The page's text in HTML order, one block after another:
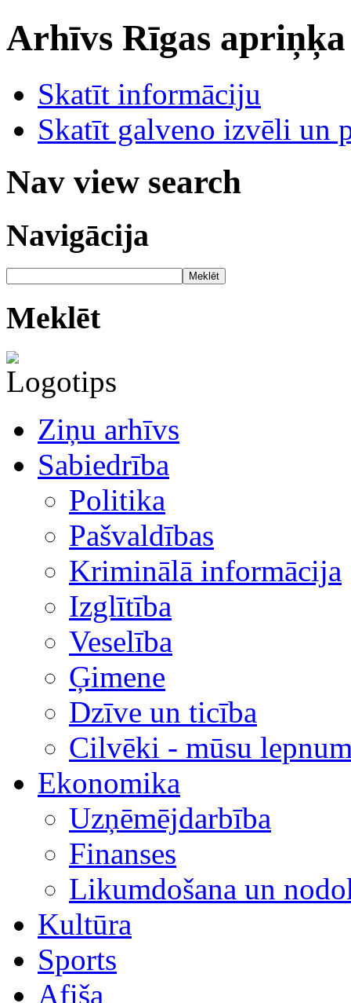
Arhīvs Rīgas
Skatīt informāciju
Skatīt galveno izvēli un
Nav view search
Navigācija
Meklēt
Meklēt
Ziņu arhīvs
Sabiedrība
Politika
Pašvaldības
Kriminālā informācija
Izglītība
Veselība
Ģimene
Dzīve un ticība
Cilvēki - mūsu
Ekonomika
Uzņēmējdarbība
Finanses
Likumdošana un
Kultūra
Sports
Afiša